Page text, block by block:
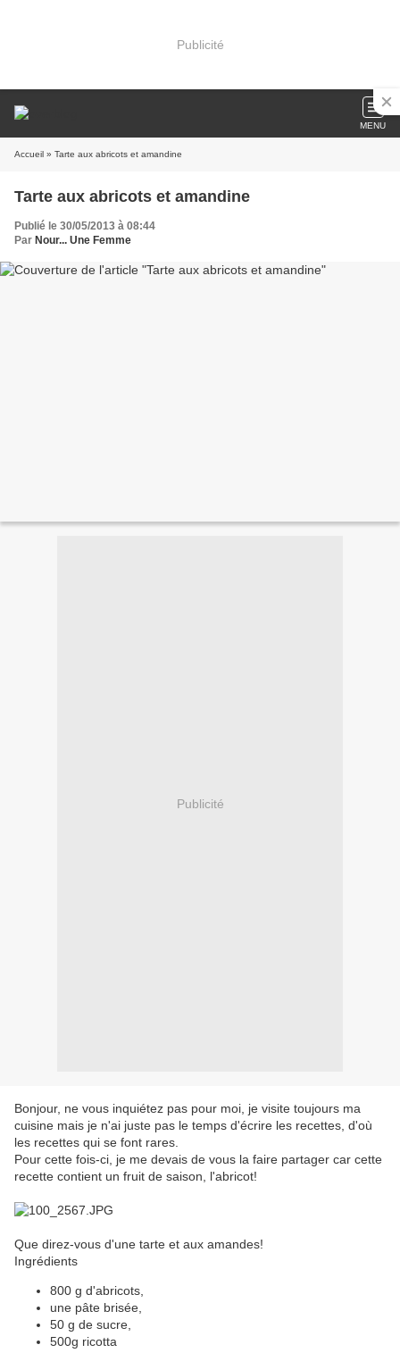
Publicité
MENU
Accueil » Tarte aux abricots et amandine
Tarte aux abricots et amandine
Publié le 30/05/2013 à 08:44
Par Nour... Une Femme
Publicité
Bonjour, ne vous inquiétez pas pour moi, je visite toujours ma
cuisine mais je n'ai juste pas le temps d'écrire les recettes, d'où
les recettes qui se font rares.
Pour cette fois-ci, je me devais de vous la faire partager car cette
recette contient un fruit de saison, l'abricot!
Que direz-vous d'une tarte et aux amandes!
Ingrédients
800 g d'abricots,
une pâte brisée,
50 g de sucre,
500g ricotta